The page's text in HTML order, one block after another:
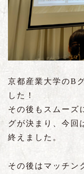
京都産業大学のB
した！
その後もスムーズ
グが決まり、今回
終えました。
その後はマッチン